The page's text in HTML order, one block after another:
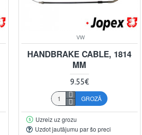
VW
HANDBRAKE CABLE, 1814
MM
9.55€
GROZĀ
Uzreiz uz grozu
Uzdot jautājumu par šo preci